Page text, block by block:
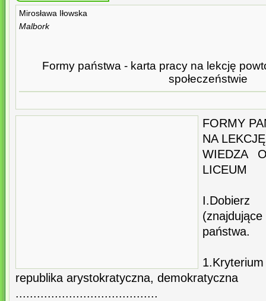
Mirosława Iłowska
Malbork
Formy państwa - karta pracy na lekcję
społeczeństwie
FORMY
NA
WIEDZA
LICEUM
I.Dobierz
państwa.
republika arystokratyczna, demokratyczna
........................................